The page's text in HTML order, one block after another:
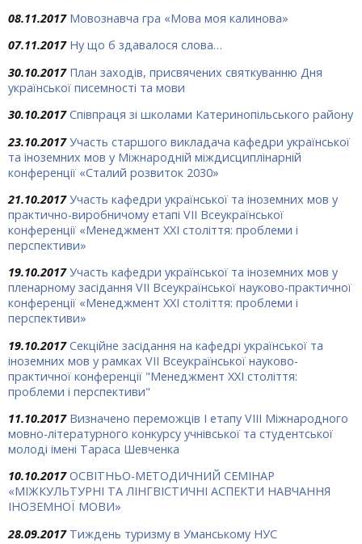
08.11.2017 Мовознавча гра «Мова моя калинова»
07.11.2017 Ну що б здавалося слова…
30.10.2017 План заходів, присвячених святкуванню Дня
української писемності та мови
30.10.2017 Співпраця зі школами Катеринопільського району
23.10.2017 Участь старшого викладача кафедри української
та іноземних мов у Міжнародній міждисциплінарній
конференції «Сталий розвиток 2030»
21.10.2017 Участь кафедри української та іноземних мов у
практично-виробничому етапі VII Всеукраїнської
конференції «Менеджмент ХХІ століття: проблеми і
перспективи»
19.10.2017 Участь кафедри української та іноземних мов у
пленарному засідання VII Всеукраїнської науково-практичної
конференції «Менеджмент ХХІ століття: проблеми і
перспективи»
19.10.2017 Секційне засідання на кафедрі української та
іноземних мов у рамках VІІ Всеукраїнської науково-
практичної конференції "Менеджмент ХХІ століття:
проблеми і перспективи"
11.10.2017 Визначено переможців І етапу VIII Міжнародного
мовно-літературного конкурсу учнівської та студентської
молоді імені Тараса Шевченка
10.10.2017 ОСВІТНЬО-МЕТОДИЧНИЙ СЕМІНАР
«МІЖКУЛЬТУРНІ ТА ЛІНГВІСТИЧНІ АСПЕКТИ НАВЧАННЯ
ІНОЗЕМНОЇ МОВИ»
28.09.2017 Тиждень туризму в Уманському НУС